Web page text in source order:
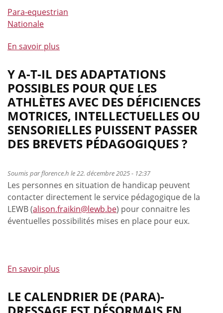
Six
et
une
ambition
commune
Para-equestrian
Nationale
En savoir plus
de
Un
succès
pour
la
formation
de
para-
équestres
Y A-T-IL DES ADAPTATIONS
POSSIBLES POUR QUE LES
ATHLÈTES AVEC DES DÉFICIENCES
MOTRICES, INTELLECTUELLES OU
SENSORIELLES PUISSENT PASSER
DES BREVETS PÉDAGOGIQUES ?
Soumis parflorence.h le 22. décembre 2025 - 12:37
Les personnes en situation de handicap peuvent
contacter directement le service pédagogique de la
LEWB (alison.fraikin@lewb.be) pour connaitre les
éventuelles possibilités mises en place pour eux.
En savoir plus
de
Y
LE CALENDRIER DE (PARA)-